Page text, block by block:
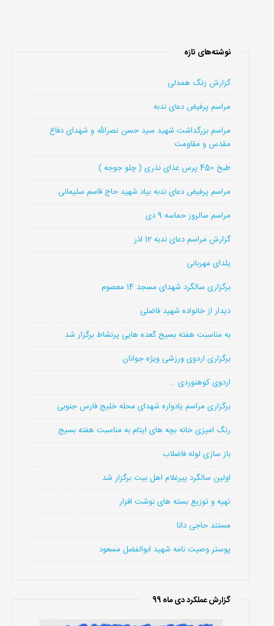
نوشته‌های تازه
گزارش زنگ همدلی
مراسم پرفیض دعای ندبه
مراسم بزرگداشت شهید سید حسن نصرالله و شهدای دفاع
مقدس و مقاومت
طبخ 450 پرس غذای نذری ( چلو جوجه )
مراسم پرفیض دعای ندبه بیاد شهید حاج قاسم سلیمانی
مراسم سالروز حماسه 9 دی
گزارش مراسم دعای ندبه 12 اذر
یلدای مهربانی
برگزاری سالگرد شهدای مسجد 14 معصوم
دیدار از خانواده شهید فاضلی
به مناسبت هفته بسیج گعده هایی پرنشاط برگزار شد
برگزاری اردوی ورزشی ویژه جوانان
اردوی کوهنوردی …
برگزاری مراسم یادواره شهدای محله خلیج فارس جنوبی
رنگ امیزی خانه بچه های ایتام به مناسبت هفته بسیج
باز سازی لوله فاضلاب
اولین سالگرد پیرغلام اهل بیت برگزار شد
تهیه و توزیع بسته های نوشت افزار
مستند حاجی دانا
پوستر وصیت نامه شهید ابوالفضل مسعود
گزارش عملکرد دی ماه 99